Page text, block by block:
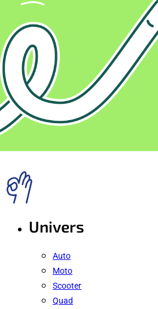
Univers
Auto
Moto
Scooter
Quad